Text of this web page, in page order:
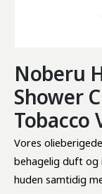
Noberu
Shower
Tobacco
Vores
behagelig duft og
huden samtidig